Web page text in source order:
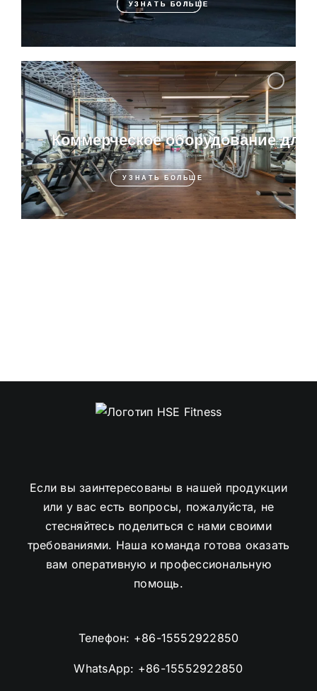
УЗНАТЬ БОЛЬШЕ
УЗНАТЬ БОЛЬШЕ
УЗНАТЬ БОЛЬШЕ
Коммерческое оборудование для
Если вы заинтересованы в нашей продукции
или у вас есть вопросы, пожалуйста, не
стесняйтесь поделиться с нами своими
требованиями. Наша команда готова оказать
вам оперативную и профессиональную
помощь.
Телефон: +86-15552922850
WhatsApp: +86-15552922850